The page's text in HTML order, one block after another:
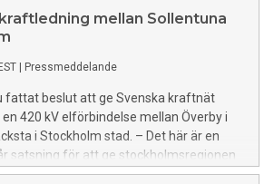
mellan Sollentuna
| Pressmeddelande
fattat beslut att ge Svenska kraftnät
420 kV elförbindelse mellan Överby i
i Stockholm stad. – Det här är en
satsning för att ge stockholmsregionen
Ulrika Hamberg, programledare,